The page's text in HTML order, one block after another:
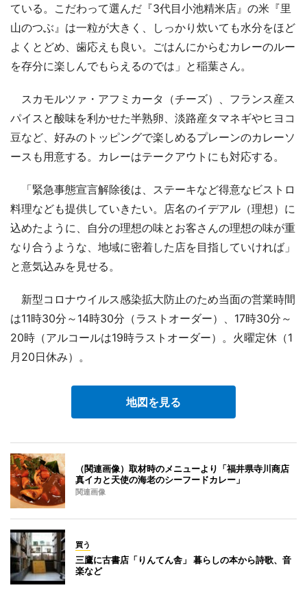
ている。こだわって選んだ『3代目小池精米店』の米『里
山のつぶ』は一粒が大きく、しっかり炊いても水分をほど
よくとどめ、歯応えも良い。ごはんにからむカレーのルー
を存分に楽しんでもらえるのでは」と稲葉さん。
スカモルツァ・アフミカータ（チーズ）、フランス産ス
パイスと酸味を利かせた半熟卵、淡路産タマネギやヒヨコ
豆など、好みのトッピングで楽しめるプレーンのカレーソ
ースも用意する。カレーはテークアウトにも対応する。
「緊急事態宣言解除後は、ステーキなど得意なビストロ
料理なども提供していきたい。店名のイデアル（理想）に
込めたように、自分の理想の味とお客さんの理想の味が重
なり合うような、地域に密着した店を目指していければ」
と意気込みを見せる。
新型コロナウイルス感染拡大防止のため当面の営業時間
は11時30分～14時30分（ラストオーダー）、17時30分～
20時（アルコールは19時ラストオーダー）。火曜定休（1
月20日休み）。
地図を見る
（関連画像）取材時のメニューより「福井県寺川商店
真イカと天使の海老のシーフードカレー」
関連画像
買う
三鷹に古書店「りんてん舎」 暮らしの本から詩歌、音
楽など